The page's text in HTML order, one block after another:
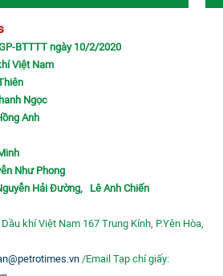
BTTTT ngày 10/2/2020
Việt Nam
Ngọc
Anh
Như Phong
Hải Đường, Lê Anh Chiến
khí Việt Nam 167 Trung Kính, P.Yên Hòa,
/Email Tạp chí giấy: